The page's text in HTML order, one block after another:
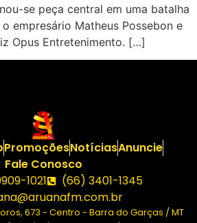
se peça central em uma batalha
empresário Matheus Possebon e
Opus Entretenimento. […]
PromoçõesNotíciasAnuncie
Fale Conosco
1021
(66) 3401-1345
673 - Centro - Barra do Garças / MT